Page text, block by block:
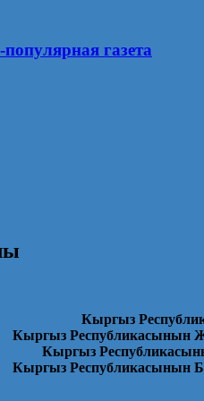
газета
Кыргыз
Кыргыз Республикасынын
Кыргыз
Кыргыз Республикасынын